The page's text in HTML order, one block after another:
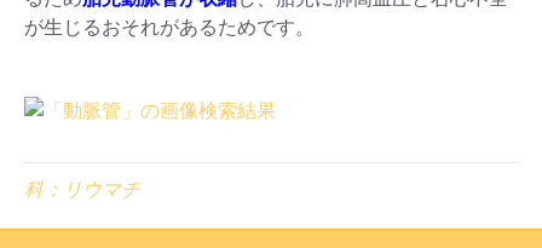
が生じるおそれがあるためです。
科：リウマチ